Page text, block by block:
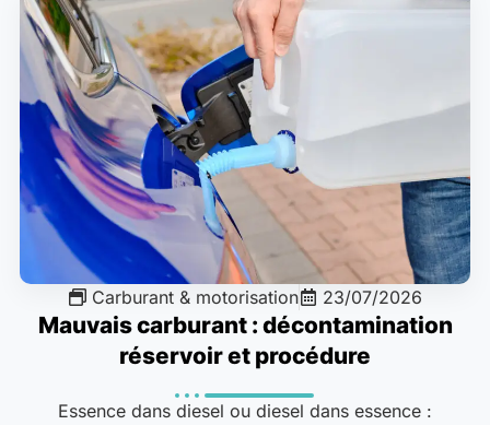
Carburant & motorisation 23/07/2026
Mauvais carburant : décontamination
réservoir et procédure
Essence dans diesel ou diesel dans essence :